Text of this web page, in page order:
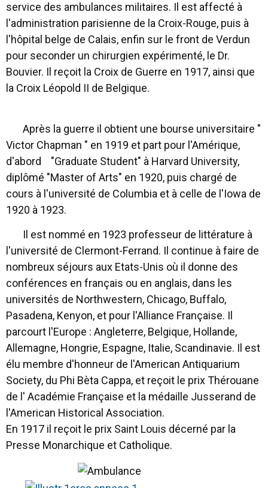
service des ambulances militaires. Il est affecté à
l'administration parisienne de la Croix-Rouge, puis à
l'hôpital belge de Calais, enfin sur le front de Verdun
pour seconder un chirurgien expérimenté, le Dr.
Bouvier. Il reçoit la Croix de Guerre en 1917, ainsi que
la Croix Léopold II de Belgique.
Après la guerre il obtient une bourse universitaire "
Victor Chapman " en 1919 et part pour l'Amérique,
d'abord "Graduate Student" à Harvard University,
diplômé "Master of Arts" en 1920, puis chargé de
cours à l'université de Columbia et à celle de l'Iowa de
1920 à 1923.
Il est nommé en 1923 professeur de littérature à
l'université de Clermont-Ferrand. Il continue à faire de
nombreux séjours aux Etats-Unis où il donne des
conférences en français ou en anglais, dans les
universités de Northwestern, Chicago, Buffalo,
Pasadena, Kenyon, et pour l'Alliance Française. Il
parcourt l'Europe : Angleterre, Belgique, Hollande,
Allemagne, Hongrie, Espagne, Italie, Scandinavie. Il est
élu membre d'honneur de l'American Antiquarium
Society, du Phi Bèta Cappa, et reçoit le prix Thérouane
de l' Académie Française et la médaille Jusserand de
l'American Historical Association.
En 1917 il reçoit le prix Saint Louis décerné par la
Presse Monarchique et Catholique.